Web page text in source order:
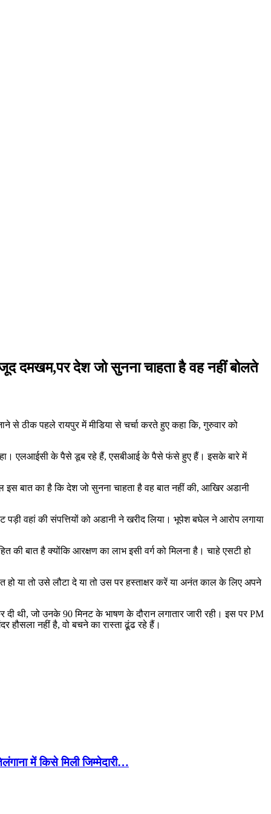
दमखम,पर देश जो सुनना चाहता है वह नहीं बोलते
से ठीक पहले रायपुर में मीडिया से चर्चा करते हुए कहा कि, गुरुवार को
कहा। एलआईसी के पैसे डूब रहे हैं, एसबीआई के पैसे फंसे हुए हैं। इसके बारे में
बात का है कि देश जो सुनना चाहता है वह बात नहीं की, आखिर अडानी
वहां की संपत्तियों को अडानी ने खरीद लिया। भूपेश बघेल ने आरोप लगाया
बात है क्योंकि आरक्षण का लाभ इसी वर्ग को मिलना है। चाहे एसटी हो
हो या तो उसे लौटा दे या तो उस पर हस्ताक्षर करें या अनंत काल के लिए अपने
दी थी, जो उनके 90 मिनट के भाषण के दौरान लगातार जारी रही। इस पर PM
नहीं है, वो बचने का रास्ता ढूंढ रहे हैं।
में किसे मिली जिम्मेदारी…